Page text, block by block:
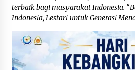
terbaik bagi masyarakat Indonesia.
Indonesia, Lestari untuk Generasi